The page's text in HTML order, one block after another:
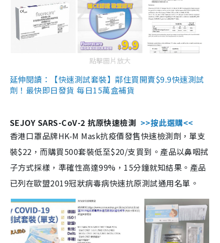
點擊圖片放大
延伸閱讀：【快速測試套裝】鄰住買開賣$9.9快速測試
劑！最快即日發貨 每日15萬盒補貨
SEJOY SARS-CoV-2 抗原快速檢測 >>按此選購<<
香港口罩品牌HK-M Mask抗疫價發售快速檢測劑，單支
裝$22，而購買500套裝低至$20/支買到。產品以鼻咽拭
子方式採樣，準確性高達99%，15分鐘就知結果。產品
已列在歐盟2019冠狀病毒病快速抗原測試通用名單。